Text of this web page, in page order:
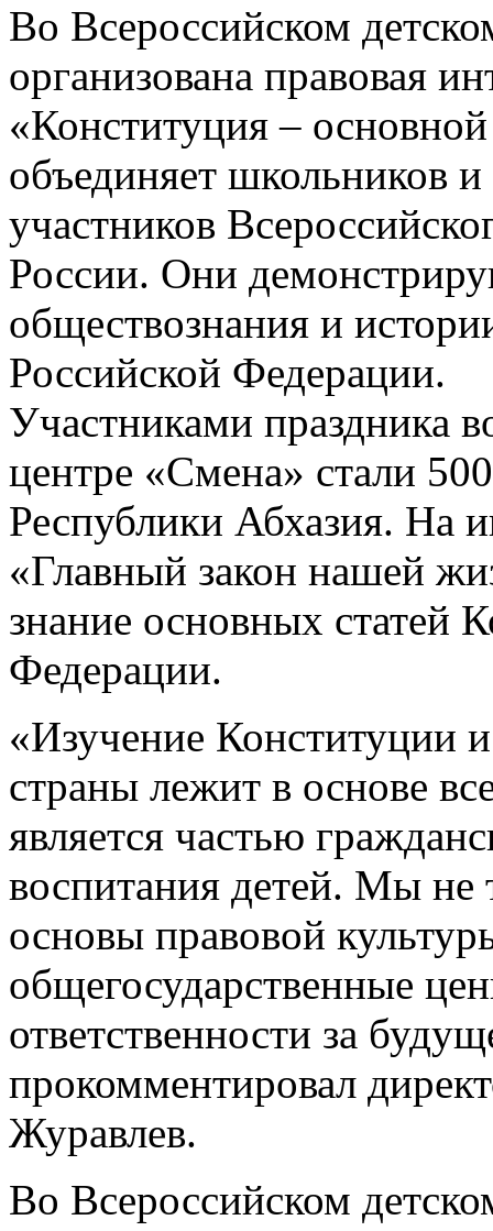
Во Всероссийском
организована правовая
«Конституция –
объединяет школьников и
участников
России. Они
обществознания и
Российской Федерации.
Участниками праздника
центре «Смена» стали
Республики Абхазия. На
«Главный закон нашей
знание основных статей
Федерации.
«Изучение Конституции
страны лежит в основе
является частью
воспитания детей. Мы не
основы правовой
общегосударственные
ответственности за
прокомментировал
Журавлев.
Во Всероссийском